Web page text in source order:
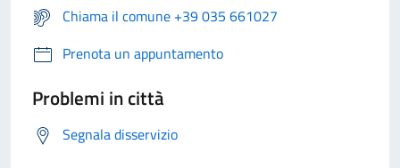
Chiama il comune +39 035 661027
Prenota un appuntamento
Problemi in città
Segnala disservizio